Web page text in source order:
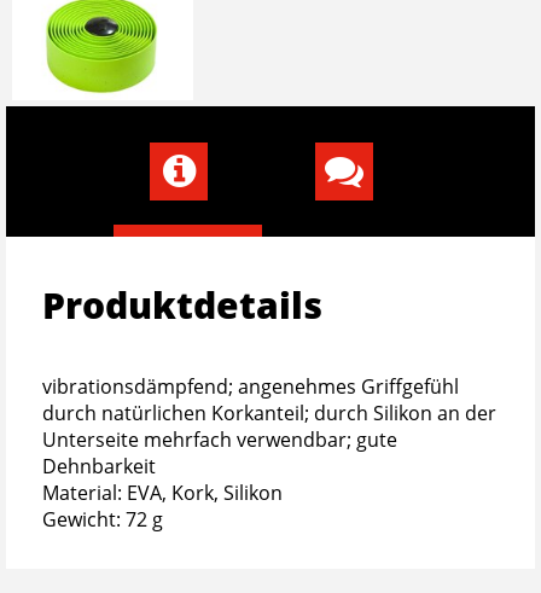
Produktdetails
vibrationsdämpfend; angenehmes Griffgefühl
durch natürlichen Korkanteil; durch Silikon an der
Unterseite mehrfach verwendbar; gute
Dehnbarkeit
Material: EVA, Kork, Silikon
Gewicht: 72 g